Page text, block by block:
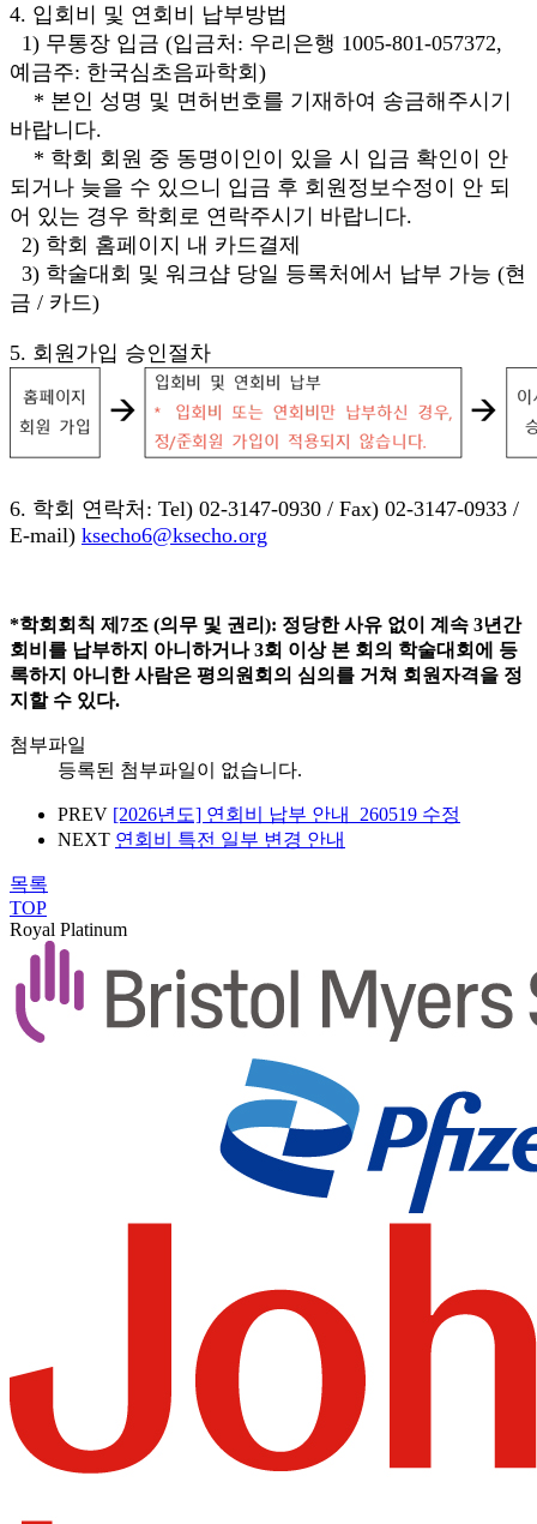
4. 입회비 및 연회비 납부방법
1) 무통장 입금 (입금처: 우리은행 1005-801-057372,
예금주: 한국심초음파학회)
* 본인 성명 및 면허번호를 기재하여 송금해주시기
바랍니다.
* 학회 회원 중 동명이인이 있을 시 입금 확인이 안
되거나 늦을 수 있으니 입금 후 회원정보수정이 안 되
어 있는 경우 학회로 연락주시기 바랍니다.
2) 학회 홈페이지 내 카드결제
3) 학술대회 및 워크샵 당일 등록처에서 납부 가능 (현
금 / 카드)
5. 회원가입 승인절차
6. 학회 연락처: Tel) 02-3147-0930 / Fax) 02-3147-0933 /
E-mail) ksecho6@ksecho.org
*학회회칙 제7조 (의무 및 권리): 정당한 사유 없이 계속 3년간
회비를 납부하지 아니하거나 3회 이상 본 회의 학술대회에 등
록하지 아니한 사람은 평의원회의 심의를 거쳐 회원자격을 정
지할 수 있다.
첨부파일
등록된 첨부파일이 없습니다.
PREV [2026년도] 연회비 납부 안내_260519 수정
NEXT 연회비 특전 일부 변경 안내
목록
TOP
Royal Platinum